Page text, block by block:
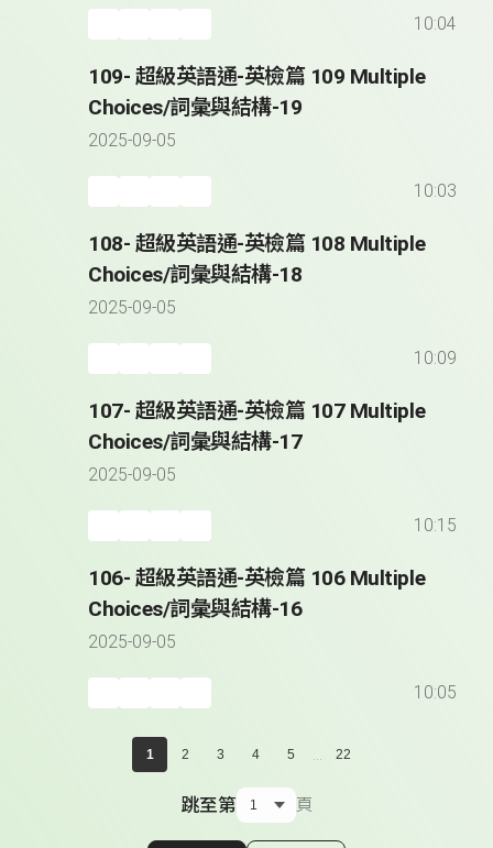
10:04
109- 超級英語通-英檢篇 109 Multiple
Choices/詞彙與結構-19
2025-09-05
10:03
108- 超級英語通-英檢篇 108 Multiple
Choices/詞彙與結構-18
2025-09-05
10:09
107- 超級英語通-英檢篇 107 Multiple
Choices/詞彙與結構-17
2025-09-05
10:15
106- 超級英語通-英檢篇 106 Multiple
Choices/詞彙與結構-16
2025-09-05
10:05
1 2 3 4 5 ... 22
跳至第 頁